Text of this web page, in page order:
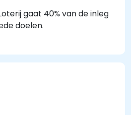
gaat 40% van de inleg
doelen.